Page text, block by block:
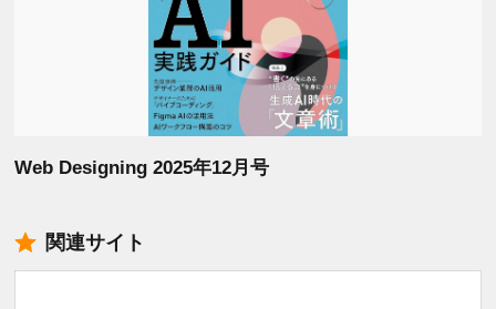
Web Designing 2025年12月号
関連サイト